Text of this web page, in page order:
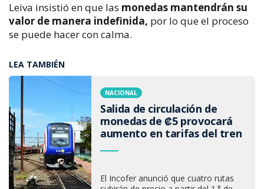
Leiva insistió en que las monedas mantendrán su
valor de manera indefinida, por lo que el proceso
se puede hacer con calma.
LEA TAMBIÉN
NACIONAL
Salida de circulación de
monedas de ₡5 provocará
aumento en tarifas del tren
El Incofer anunció que cuatro rutas